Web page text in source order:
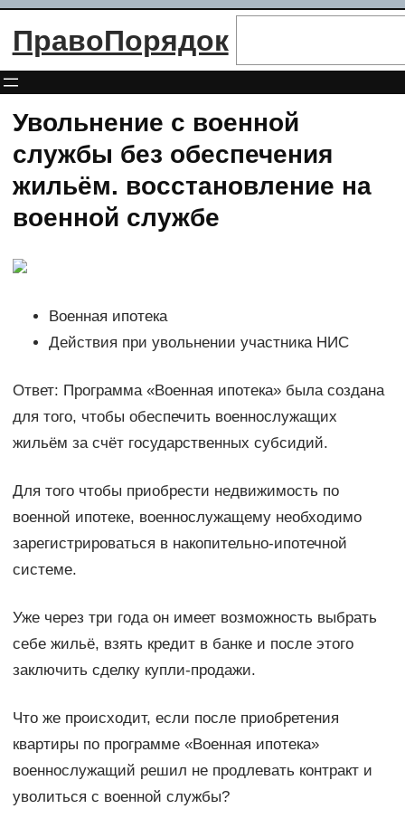
Перейти
ПравоПорядок
Увольнение с военной
службы без обеспечения
жильём. восстановление на
военной службе
Военная ипотека
Действия при увольнении участника НИС
Ответ: Программа «Военная ипотека» была создана
для того, чтобы обеспечить военнослужащих
жильём за счёт государственных субсидий.
Для того чтобы приобрести недвижимость по
военной ипотеке, военнослужащему необходимо
зарегистрироваться в накопительно-ипотечной
системе.
Уже через три года он имеет возможность выбрать
себе жильё, взять кредит в банке и после этого
заключить сделку купли-продажи.
Что же происходит, если после приобретения
квартиры по программе «Военная ипотека»
военнослужащий решил не продлевать контракт и
уволиться с военной службы?